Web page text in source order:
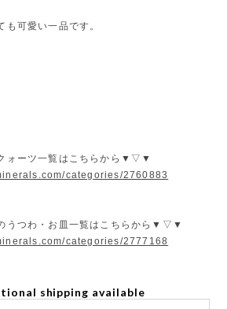
も可愛い一品です。
ォーツ一覧はこちらから▼▽▼
categories/2760883
つわ・お皿一覧はこちらから▼▽▼
categories/2777168
shipping available